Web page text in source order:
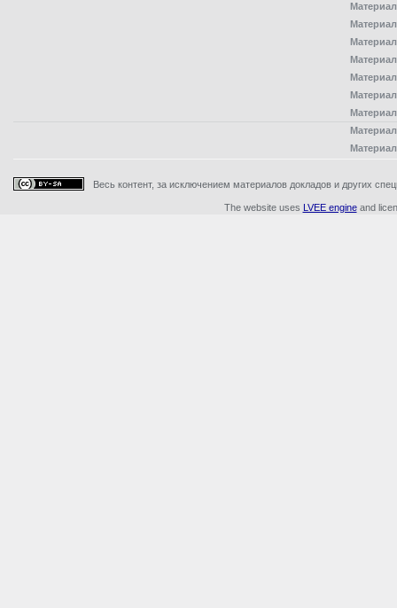
Весь контент, за исключением материалов докладов и других
The website uses LVEE engineand